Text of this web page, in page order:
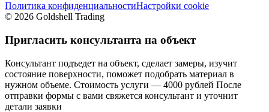
Политика конфиденциальностиНастройки cookie
© 2026 Goldshell Trading
Пригласить консультанта на объект
Консультант подъедет на объект, сделает замеры, изучит
состояние поверхности, поможет подобрать материал в
нужном объеме. Стоимость услуги — 4000 рублей После
отправки формы с вами свяжется консультант и уточнит
детали заявки